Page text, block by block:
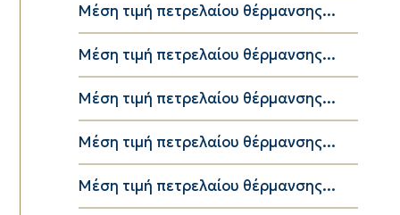
Μέση τιμή πετρελαίου θέρμανσης...
Μέση τιμή πετρελαίου θέρμανσης...
Μέση τιμή πετρελαίου θέρμανσης...
Μέση τιμή πετρελαίου θέρμανσης...
Μέση τιμή πετρελαίου θέρμανσης...